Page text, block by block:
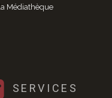
la Médiathèque
SERVICES